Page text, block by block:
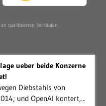
qualifizierten Verkäufen.
ueber beide Konzerne
Diebstahls von
und OpenAI kontert,...